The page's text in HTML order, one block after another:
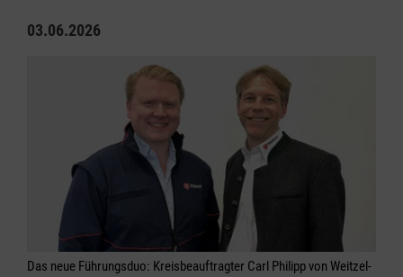
03.06.2026
Das neue Führungsduo: Kreisbeauftragter Carl Philipp von Weitzel-